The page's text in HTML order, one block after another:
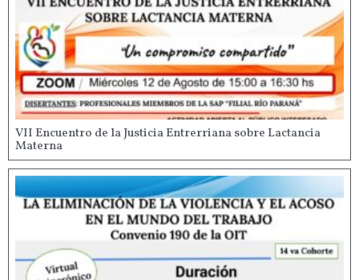
VII Encuentro de la Justicia Entrerriana sobre Lactancia
Materna